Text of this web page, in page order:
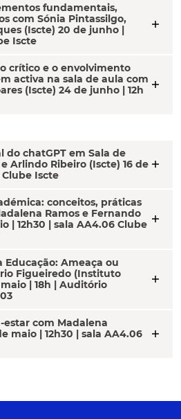
fundamentais,
com Sónia Pintassilgo,
(Iscte) 20 de junho |
Iscte
add
crítico e o envolvimento
activa na sala de aula com
(Iscte) 24 de junho | 12h
add
do chatGPT em Sala de
Arlindo Ribeiro (Iscte) 16 de
Clube Iscte
add
conceitos, práticas
Ramos e Fernando
| 12h30 | sala AA4.06 Clube add
Ameaça ou
Figueiredo (Instituto
| 18h | Auditório
add
estar com Madalena
maio | 12h30 | sala AA4.06
add